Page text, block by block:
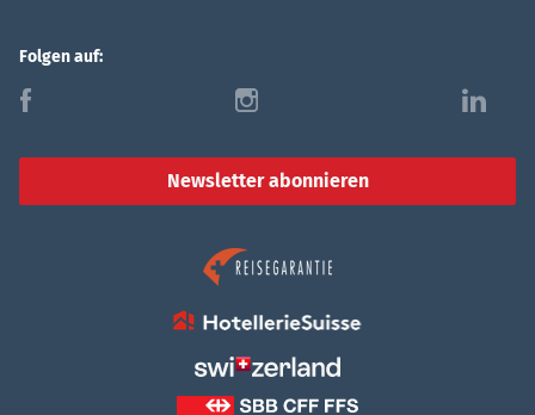
Folgen auf:
f i l
Newsletter abonnieren